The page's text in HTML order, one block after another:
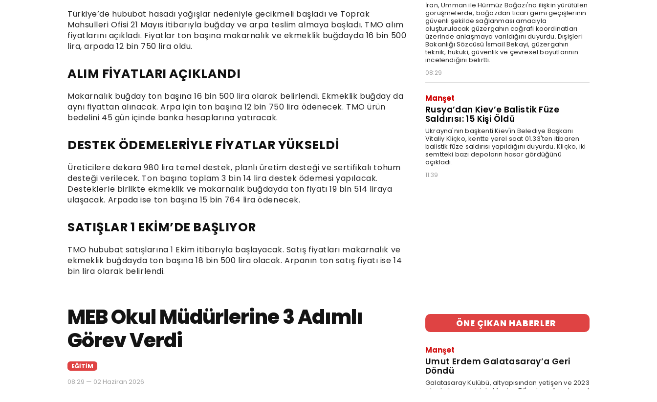
Türkiye’de hububat hasadı yağışlar nedeniyle gecikmeli başladı ve Toprak
Mahsulleri Ofisi 21 Mayıs itibarıyla buğday ve arpa teslim almaya başladı. TMO alım
fiyatlarını açıkladı. Fiyatlar ton başına makarnalık ve ekmeklik buğdayda 16 bin 500
lira, arpada 12 bin 750 lira oldu.
ALIM FİYATLARI AÇIKLANDI
Makarnalık buğday ton başına 16 bin 500 lira olarak belirlendi. Ekmeklik buğday da
aynı fiyattan alınacak. Arpa için ton başına 12 bin 750 lira ödenecek. TMO ürün
bedelini 45 gün içinde banka hesaplarına yatıracak.
DESTEK ÖDEMELERİYLE FİYATLAR YÜKSELDİ
Üreticilere dekara 980 lira temel destek, planlı üretim desteği ve sertifikalı tohum
desteği verilecek. Ton başına toplam 3 bin 14 lira destek ödemesi yapılacak.
Desteklerle birlikte ekmeklik ve makarnalık buğdayda ton fiyatı 19 bin 514 liraya
ulaşacak. Arpada ise ton başına 15 bin 764 lira ödenecek.
SATIŞLAR 1 EKİM’DE BAŞLIYOR
TMO hububat satışlarına 1 Ekim itibarıyla başlayacak. Satış fiyatları makarnalık ve
ekmeklik buğdayda ton başına 18 bin 500 lira olacak. Arpanın ton satış fiyatı ise 14
bin lira olarak belirlendi.
İran, Umman ile Hürmüz Boğazı'na ilişkin yürütülen
görüşmelerde, boğazdan ticari gemi geçişlerinin
güvenli şekilde sağlanması amacıyla
oluşturulacak güzergahın coğrafi koordinatları
üzerinde anlaşmaya varıldığını duyurdu. Dışişleri
Bakanlığı Sözcüsü İsmail Bekayi, güzergahın
teknik, hukuki, güvenlik ve çevresel boyutlarının
incelendiğini belirtti.
08:29
Manşet
Rusya’dan Kiev’e Balistik Füze
Saldırısı: 15 Kişi Öldü
Ukrayna'nın başkenti Kiev'in Belediye Başkanı
Vitaliy Kliçko, kentte yerel saat 01.33'ten itibaren
balistik füze saldırısı yapıldığını duyurdu. Kliçko, iki
semtteki bazı depoların hasar gördüğünü
açıkladı.
11:39